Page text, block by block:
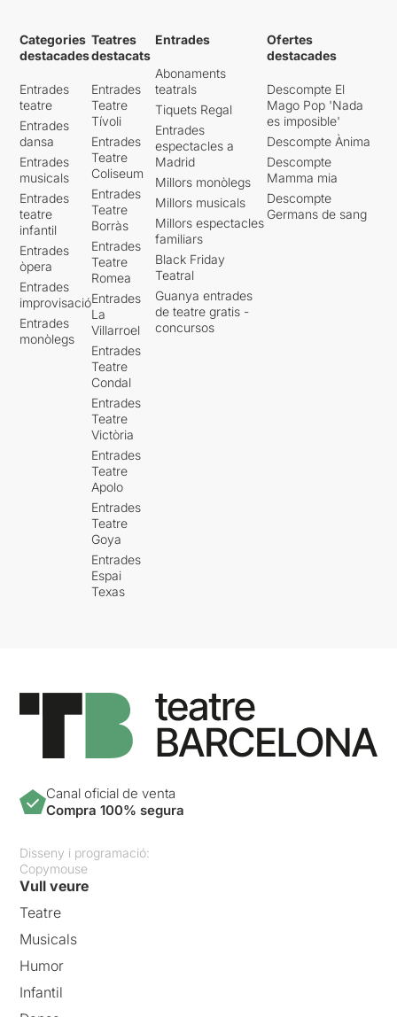
Categories
destacades
Entrades
teatre
Entrades
dansa
Entrades
musicals
Entrades
teatre
infantil
Entrades
òpera
Entrades
improvisació
Entrades
monòlegs
Teatres
destacats
Entrades
Teatre
Tívoli
Entrades
Teatre
Coliseum
Entrades
Teatre
Borràs
Entrades
Teatre
Romea
Entrades
La
Villarroel
Entrades
Teatre
Condal
Entrades
Teatre
Victòria
Entrades
Teatre
Apolo
Entrades
Teatre
Goya
Entrades
Espai
Texas
Entrades
Abonaments
teatrals
Tiquets Regal
Entrades
espectacles a
Madrid
Millors monòlegs
Millors musicals
Millors espectacles
familiars
Black Friday
Teatral
Guanya entrades
de teatre gratis -
concursos
Ofertes
destacades
Descompte El
Mago Pop 'Nada
es imposible'
Descompte Ànima
Descompte
Mamma mia
Descompte
Germans de sang
Canal oficial de venta
Compra 100% segura
Disseny i programació:
Copymouse
Vull veure
Teatre
Musicals
Humor
Infantil